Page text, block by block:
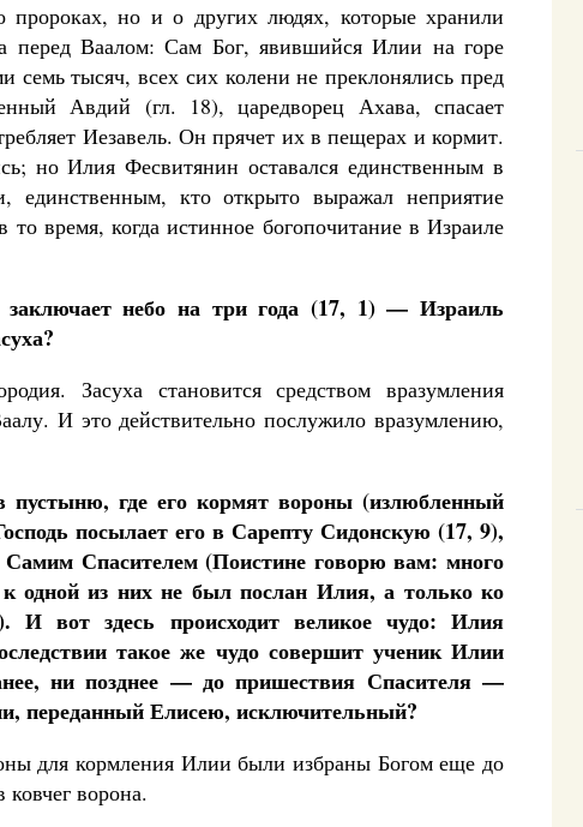
но и о других людях, которые хранили
перед Ваалом: Сам Бог, явившийся Илии на горе
семь тысяч, всех сих колени не преклонялись пред
Авдий (гл. 18), царедворец Ахава, спасает
Иезавель. Он прячет их в пещерах и кормит.
но Илия Фесвитянин оставался единственным в
единственным, кто открыто выражал неприятие
то время, когда истинное богопочитание в Израиле
небо на три года (17, 1) — Израиль
Засуха становится средством вразумления
И это действительно послужило вразумлению,
где его кормят вороны (излюбленный
посылает его в Сарепту Сидонскую (17, 9),
Самим Спасителем (Поистине говорю вам: много
из них не был послан Илия, а только ко
вот здесь происходит великое чудо: Илия
такое же чудо совершит ученик Илии
ни позднее — до пришествия Спасителя —
переданный Елисею, исключительный?
для кормления Илии были избраны Богом еще до
ворона.